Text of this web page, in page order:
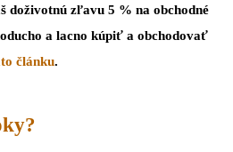
doživotnú zľavu 5 % na obchodné
a lacno kúpiť a obchodovať
článku.